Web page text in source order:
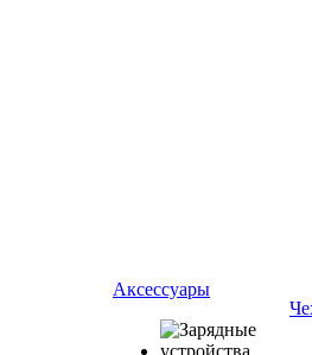
Аксессуары